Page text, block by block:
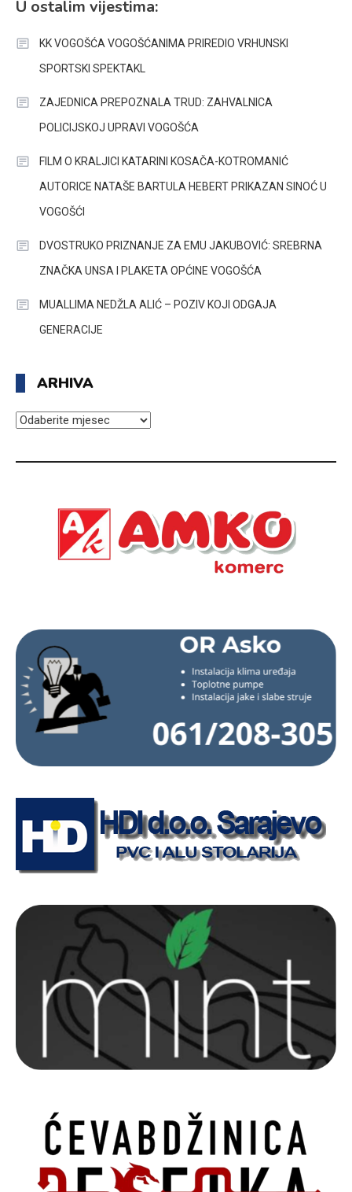
U ostalim vijestima:
KK VOGOŠĆA VOGOŠĆANIMA PRIREDIO VRHUNSKI
SPORTSKI SPEKTAKL
ZAJEDNICA PREPOZNALA TRUD: ZAHVALNICA
POLICIJSKOJ UPRAVI VOGOŠĆA
FILM O KRALJICI KATARINI KOSAČA-KOTROMANIĆ
AUTORICE NATAŠE BARTULA HEBERT PRIKAZAN SINOĆ U
VOGOŠĆI
DVOSTRUKO PRIZNANJE ZA EMU JAKUBOVIĆ: SREBRNA
ZNAČKA UNSA I PLAKETA OPĆINE VOGOŠĆA
MUALLIMA NEDŽLA ALIĆ – POZIV KOJI ODGAJA
GENERACIJE
ARHIVA
ARHIVA